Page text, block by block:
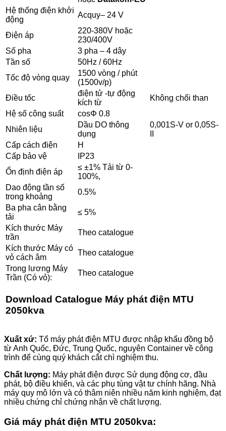
Hệ thống điện khởi
động
Acquy– 24 V
Điện áp
220-380V hoặc
230/400V
Số pha
3 pha – 4 dây
Tần số
50Hz / 60Hz
Tốc độ vòng quay
1500 vòng / phút
(1500v/p)
Điều tốc
điện tử -tự động
kích từ
Không chổi than
Hệ số công suất
cosΦ 0.8
Nhiên liệu
Dầu DO thông
dụng
0,001S-V or 0,05S-
Cấp cách điện
H
Cấp bảo vệ
IP23
Ổn định điện áp
≤ ±1% Tải từ 0-
100%,
Dao động tần số
trong khoảng
0.5%
Ba pha cân bằng
tải
≤ 5%
Kích thước Máy
trần
Theo catalogue
Kích thước Máy có
vỏ cách âm
Theo catalogue
Trong lương Máy
Trần (Có vỏ):
Theo catalogue
Download Catalogue Máy phát điện MTU
2050kva
Xuất xứ: Tổ máy phát điện MTU được nhập khẩu đồng bộ
từ Anh Quốc, Đức, Trung Quốc, nguyên Container về công
trình để cùng quý khách cắt chì nghiệm thu.
Chất lượng: Máy phát điện được Sử dụng động cơ, đầu
phát, bộ điều khiển, và các phụ tùng vật tư chính hãng. Nhà
máy quy mô lớn và có thâm niên nhiều năm kinh nghiệm, đạt
nhiều chứng chỉ chứng nhận về chất lượng.
Giá máy phát điện MTU 2050kva: